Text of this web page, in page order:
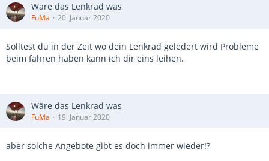
Wäre das Lenkrad was
FuMa 20. Januar 2020
Solltest du in der Zeit wo dein Lenkrad geledert wird Probleme
beim fahren haben kann ich dir eins leihen.
Wäre das Lenkrad was
FuMa 19. Januar 2020
aber solche Angebote gibt es doch immer wieder!?